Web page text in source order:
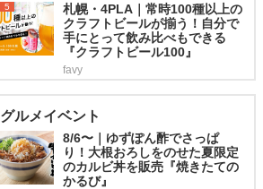
5
札幌・4PLA｜常時100種以上の
クラフトビールが揃う！自分で
手にとって飲み比べもできる
『クラフトビール100』
favy
グルメイベント
8/6〜｜ゆずぽん酢でさっぱ
り！大根おろしをのせた夏限定
のカルビ丼を販売『焼きたての
かるび』